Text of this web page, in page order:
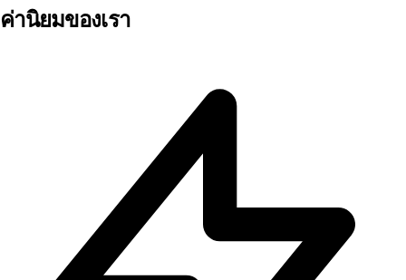
ค่านิยมของเรา